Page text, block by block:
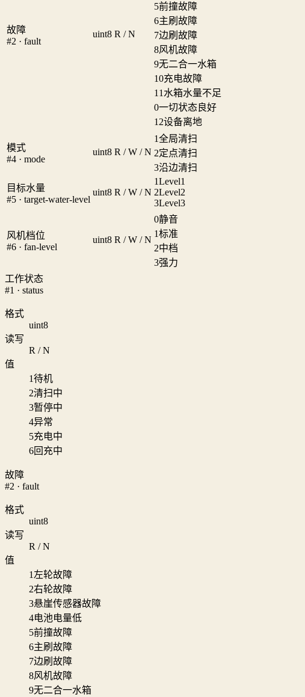
故障
#2 · fault
uint8 R / N
5前撞故障
6主刷故障
7边刷故障
8风机故障
9无二合一水箱
10充电故障
11 水箱水量不足
0一切状态良好
12设备离地
模式
#4 · mode
uint8 R / W / N
1全局清扫
2定点清扫
3沿边清扫
目标水量
#5 · target-water-level
uint8 R / W / N
1Level1
2Level2
3Level3
风机档位
#6 · fan-level
uint8 R / W / N
0静音
1标准
2中档
3强力
工作状态
#1 · status
格式
uint8
读写
R / N
值
1待机
2清扫中
3暂停中
4异常
5充电中
6回充中
故障
#2 · fault
格式
uint8
读写
R / N
值
1 左轮故障
2右轮故障
3悬崖传感器故障
4电池电量低
5前撞故障
6主刷故障
7边刷故障
8风机故障
9无二合一水箱